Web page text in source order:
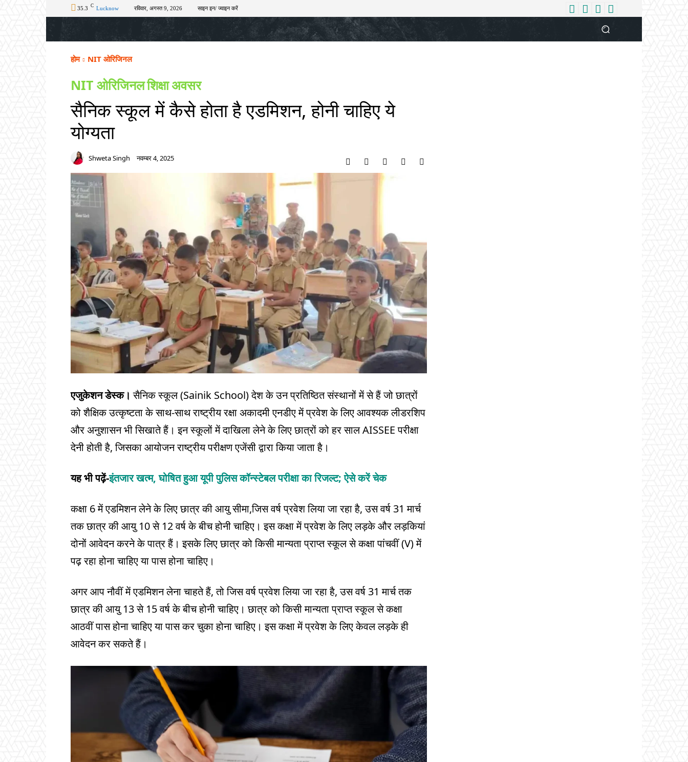
35.3 C Lucknow रविवार, अगस्त 9, 2026 साइन इन/ ज्वाइन करें
अपराध चुनाव खेल टेक – ऑटो राज्य मनोरंजन लाइफस्टाइल बिजनेस आपकी आवाज
होम NIT ओरिजिनल
NIT ओरिजिनलशिक्षाअवसर
सैनिक स्कूल में कैसे होता है एडमिशन, होनी चाहिए ये
योग्यता
Shweta Singh नवम्बर 4, 2025
एजुकेशन डेस्क।सैनिक स्कूल (Sainik School) देश के उन प्रतिष्ठित संस्थानों में से हैं जो छात्रों
को शैक्षिक उत्कृष्टता के साथ-साथ राष्ट्रीय रक्षा अकादमी एनडीए में प्रवेश के लिए आवश्यक लीडरशिप
और अनुशासन भी सिखाते हैं। इन स्कूलों में दाखिला लेने के लिए छात्रों को हर साल AISSEE परीक्षा
देनी होती है, जिसका आयोजन राष्ट्रीय परीक्षण एजेंसी द्वारा किया जाता है।
यह भी पढ़ें-इंतजार खत्म, घोषित हुआ यूपी पुलिस कॉन्स्टेबल परीक्षा का रिजल्ट; ऐसे करें चेक
कक्षा 6 में एडमिशन लेने के लिए छात्र की आयु सीमा,जिस वर्ष प्रवेश लिया जा रहा है, उस वर्ष 31 मार्च
तक छात्र की आयु 10 से 12 वर्ष के बीच होनी चाहिए। इस कक्षा में प्रवेश के लिए लड़के और लड़कियां
दोनों आवेदन करने के पात्र हैं। इसके लिए छात्र को किसी मान्यता प्राप्त स्कूल से कक्षा पांचवीं (V) में
पढ़ रहा होना चाहिए या पास होना चाहिए।
अगर आप नौवीं में एडमिशन लेना चाहते हैं, तो जिस वर्ष प्रवेश लिया जा रहा है, उस वर्ष 31 मार्च तक
छात्र की आयु 13 से 15 वर्ष के बीच होनी चाहिए। छात्र को किसी मान्यता प्राप्त स्कूल से कक्षा
आठवीं पास होना चाहिए या पास कर चुका होना चाहिए। इस कक्षा में प्रवेश के लिए केवल लड़के ही
आवेदन कर सकते हैं।